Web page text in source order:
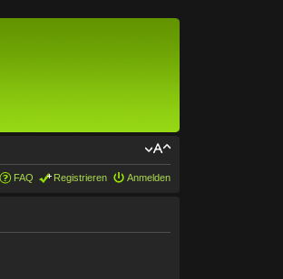
FAQ Registrieren Anmelden